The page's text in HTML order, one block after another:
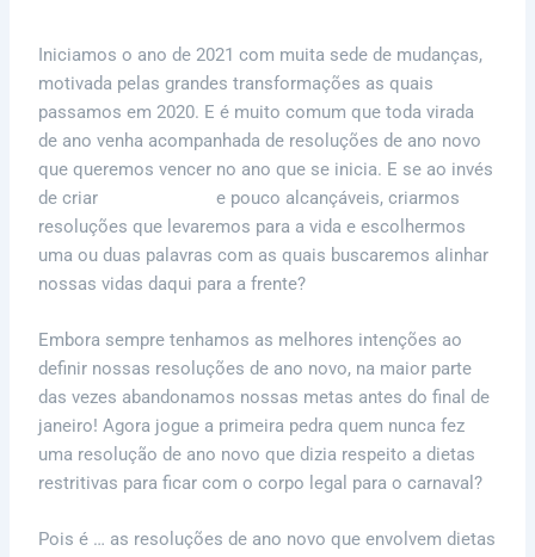
Iniciamos o ano de 2021 com muita sede de mudanças,
motivada pelas grandes transformações as quais
passamos em 2020. E é muito comum que toda virada
de ano venha acompanhada de resoluções de ano novo
que queremos vencer no ano que se inicia. E se ao invés
de criar
e pouco alcançáveis, criarmos
resoluções que levaremos para a vida e escolhermos
uma ou duas palavras com as quais buscaremos alinhar
nossas vidas daqui para a frente?
Embora sempre tenhamos as melhores intenções ao
definir nossas resoluções de ano novo, na maior parte
das vezes abandonamos nossas metas antes do final de
janeiro! Agora jogue a primeira pedra quem nunca fez
uma resolução de ano novo que dizia respeito a dietas
restritivas para ficar com o corpo legal para o carnaval?
Pois é … as resoluções de ano novo que envolvem dietas